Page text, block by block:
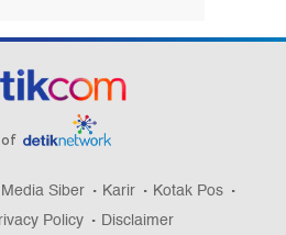
of
Siber Karir
Kotak Pos
Policy Disclaimer